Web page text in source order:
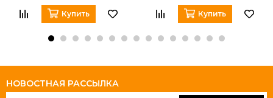
Купить Купить
НОВОСТНАЯ РАССЫЛКА